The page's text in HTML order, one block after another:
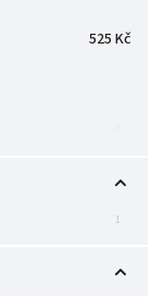
525 Kč
1